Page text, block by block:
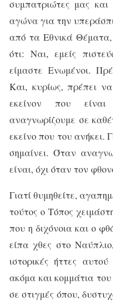
συμπατριώτες μας
αγώνα για την
από τα Εθνικά Θέματα,
ότι: Ναι, εμείς
είμαστε Ενωμένοι.
Και, κυρίως, πρέπει
εκείνον που
αναγνωρίζουμε σε
εκείνο που του ανήκει.
σημαίνει. Όταν
είναι, όχι όταν τον
Γιατί θυμηθείτε,
τούτος ο Τόπος
που η διχόνοια και ο
είπα χθες στο
ιστορικές ήττες
ακόμα και κομμάτια
σε στιγμές όπου,